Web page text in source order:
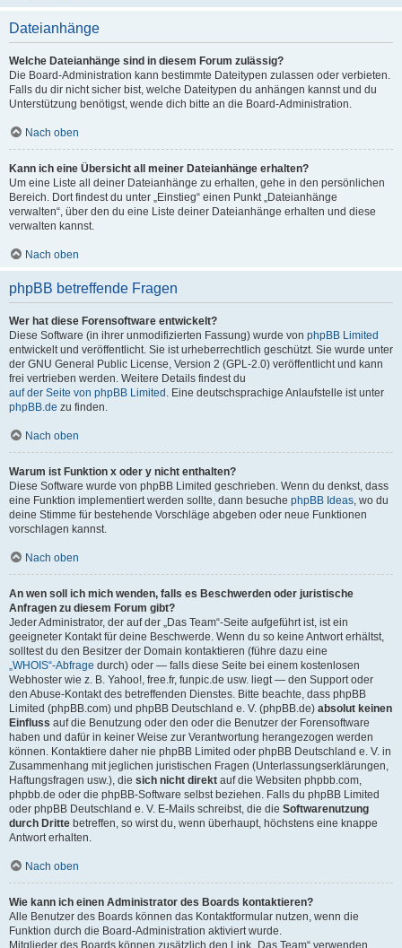
Dateianhänge
Welche Dateianhänge sind in diesem Forum zulässig?
Die Board-Administration kann bestimmte Dateitypen zulassen oder verbieten.
Falls du dir nicht sicher bist, welche Dateitypen du anhängen kannst und du
Unterstützung benötigst, wende dich bitte an die Board-Administration.
Nach oben
Kann ich eine Übersicht all meiner Dateianhänge erhalten?
Um eine Liste all deiner Dateianhänge zu erhalten, gehe in den persönlichen
Bereich. Dort findest du unter „Einstieg“ einen Punkt „Dateianhänge
verwalten“, über den du eine Liste deiner Dateianhänge erhalten und diese
verwalten kannst.
Nach oben
phpBB betreffende Fragen
Wer hat diese Forensoftware entwickelt?
Diese Software (in ihrer unmodifizierten Fassung) wurde von phpBB Limited
entwickelt und veröffentlicht. Sie ist urheberrechtlich geschützt. Sie wurde unter
der GNU General Public License, Version 2 (GPL-2.0) veröffentlicht und kann
frei vertrieben werden. Weitere Details findest du
auf der Seite von phpBB Limited . Eine deutschsprachige Anlaufstelle ist unter
phpBB.de zu finden.
Nach oben
Warum ist Funktion x oder y nicht enthalten?
Diese Software wurde von phpBB Limited geschrieben. Wenn du denkst, dass
eine Funktion implementiert werden sollte, dann besuche phpBB Ideas, wo du
deine Stimme für bestehende Vorschläge abgeben oder neue Funktionen
vorschlagen kannst.
Nach oben
An wen soll ich mich wenden, falls es Beschwerden oder juristische
Anfragen zu diesem Forum gibt?
Jeder Administrator, der auf der „Das Team“-Seite aufgeführt ist, ist ein
geeigneter Kontakt für deine Beschwerde. Wenn du so keine Antwort erhältst,
solltest du den Besitzer der Domain kontaktieren (führe dazu eine
„WHOIS“-Abfrage durch) oder — falls diese Seite bei einem kostenlosen
Webhoster wie z. B. Yahoo!, free.fr, funpic.de usw. liegt — den Support oder
den Abuse-Kontakt des betreffenden Dienstes. Bitte beachte, dass phpBB
Limited (phpBB.com) und phpBB Deutschland e. V. (phpBB.de) absolut keinen
Einfluss auf die Benutzung oder den oder die Benutzer der Forensoftware
haben und dafür in keiner Weise zur Verantwortung herangezogen werden
können. Kontaktiere daher nie phpBB Limited oder phpBB Deutschland e. V. in
Zusammenhang mit jeglichen juristischen Fragen (Unterlassungserklärungen,
Haftungsfragen usw.), die sich nicht direkt auf die Websiten phpbb.com,
phpbb.de oder die phpBB-Software selbst beziehen. Falls du phpBB Limited
oder phpBB Deutschland e. V. E-Mails schreibst, die die Softwarenutzung
durch Dritte betreffen, so wirst du, wenn überhaupt, höchstens eine knappe
Antwort erhalten.
Nach oben
Wie kann ich einen Administrator des Boards kontaktieren?
Alle Benutzer des Boards können das Kontaktformular nutzen, wenn die
Funktion durch die Board-Administration aktiviert wurde.
Mitglieder des Boards können zusätzlich den Link „Das Team“ verwenden.